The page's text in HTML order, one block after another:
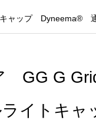
キャップ Dyneema®
GG G
イトキ